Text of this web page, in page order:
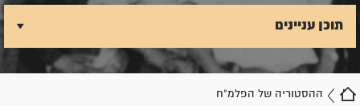
ההסטוריה של הפלמ"ח
תוכן עניינים